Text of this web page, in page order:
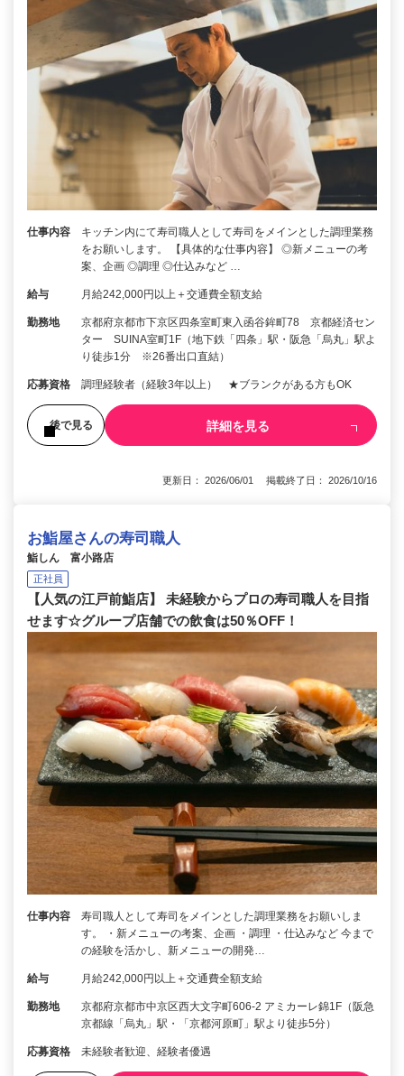
仕事内容
キッチン内にて寿司職人として寿司をメインとした調理業務
をお願いします。 【具体的な仕事内容】 ◎新メニューの考
案、企画 ◎調理 ◎仕込みなど …
給与 月給242,000円以上＋交通費全額支給
勤務地
京都府京都市下京区四条室町東入函谷鉾町78 京都経済セン
ター SUINA室町1F（地下鉄「四条」駅・阪急「烏丸」駅よ
り徒歩1分 ※26番出口直結）
応募資格 調理経験者（経験3年以上） ★ブランクがある方もOK
後で見る 詳細を見る
更新日： 2026/06/01 掲載終了日： 2026/10/16
お鮨屋さんの寿司職人
鮨しん 富小路店
正社員
【人気の江戸前鮨店】 未経験からプロの寿司職人を目指
せます☆グループ店舗での飲食は50％OFF！
仕事内容
寿司職人として寿司をメインとした調理業務をお願いしま
す。 ・新メニューの考案、企画 ・調理 ・仕込みなど 今まで
の経験を活かし、新メニューの開発…
給与 月給242,000円以上＋交通費全額支給
勤務地
京都府京都市中京区西大文字町606-2 アミカーレ錦1F（阪急
京都線「烏丸」駅・「京都河原町」駅より徒歩5分）
応募資格 未経験者歓迎、経験者優遇